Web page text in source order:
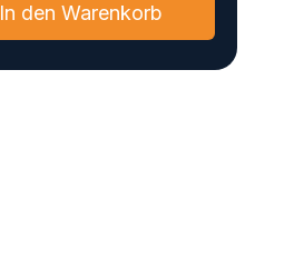
In den Warenkorb